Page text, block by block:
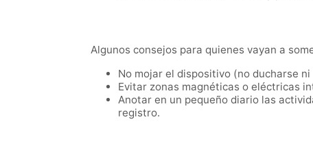
Algunos consejos para quienes vayan a
No mojar el dispositivo (no ducharse
Evitar zonas magnéticas o eléctricas
Anotar en un pequeño diario las
registro.